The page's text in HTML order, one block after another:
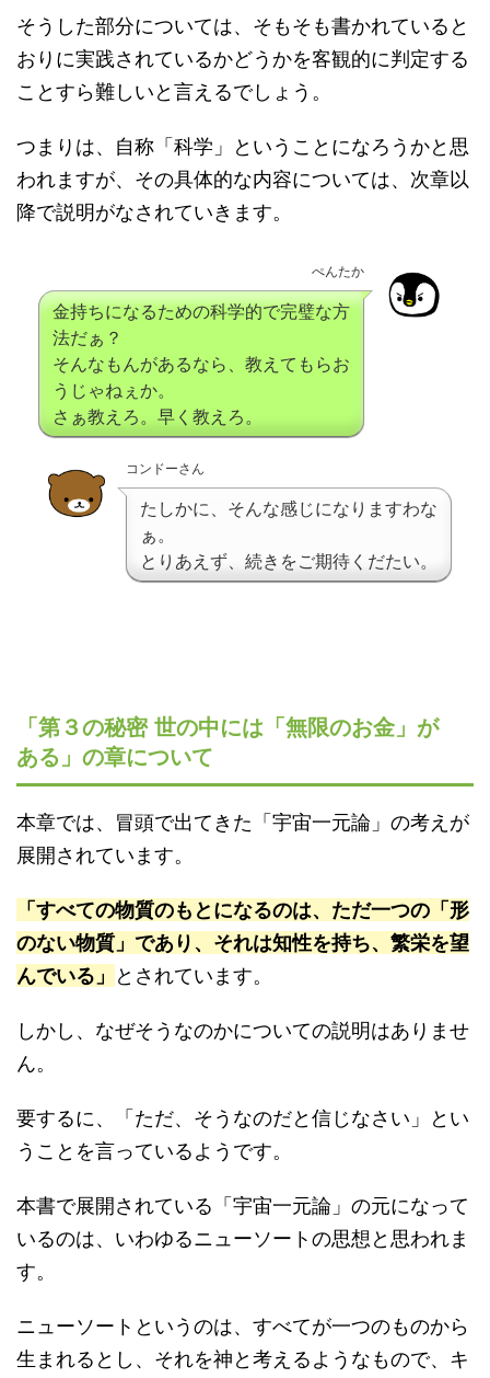
そうした部分については、そもそも書かれていると
おりに実践されているかどうかを客観的に判定する
ことすら難しいと言えるでしょう。
つまりは、自称「科学」ということになろうかと思
われますが、その具体的な内容については、次章以
降で説明がなされていきます。
ぺんたか
金持ちになるための科学的で完璧な方
法だぁ？
そんなもんがあるなら、教えてもらお
うじゃねぇか。
さぁ教えろ。早く教えろ。
コンドーさん
たしかに、そんな感じになりますわな
ぁ。
とりあえず、続きをご期待くだたい。
「第３の秘密 世の中には「無限のお金」が
ある」の章について
本章では、冒頭で出てきた「宇宙一元論」の考えが
展開されています。
「すべての物質のもとになるのは、ただ一つの「形
のない物質」であり、それは知性を持ち、繁栄を望
んでいる」
とされています。
しかし、なぜそうなのかについての説明はありませ
ん。
要するに、「ただ、そうなのだと信じなさい」とい
うことを言っているようです。
本書で展開されている「宇宙一元論」の元になって
いるのは、いわゆるニューソートの思想と思われま
す。
ニューソートというのは、すべてが一つのものから
生まれるとし、それを神と考えるようなもので、キ